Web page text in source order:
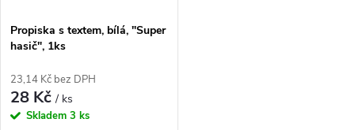
Propiska s textem, bílá, "Super
hasič", 1ks
23,14 Kč bez DPH
28 Kč/ ks
Skladem 3 ks